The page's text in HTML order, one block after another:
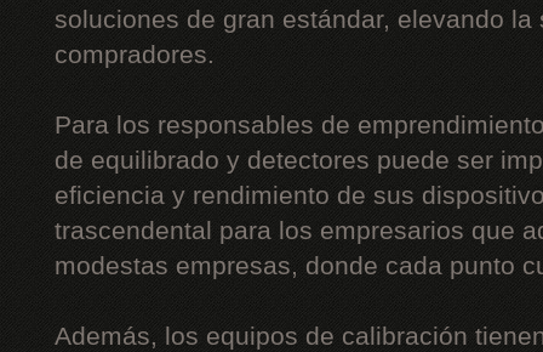
soluciones de gran estándar, elevando
compradores.
Para los responsables de
de equilibrado y detectores puede ser
eficiencia y rendimiento de sus
trascendental para los empresarios que
modestas empresas, donde cada punto
Además, los equipos de calibración